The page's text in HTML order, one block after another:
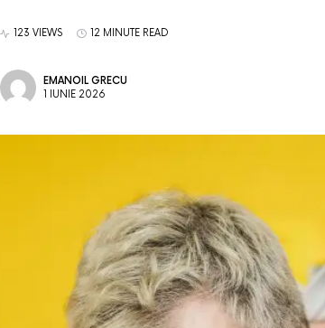
123 VIEWS 12 MINUTE READ
EMANOIL GRECU
1 IUNIE 2026